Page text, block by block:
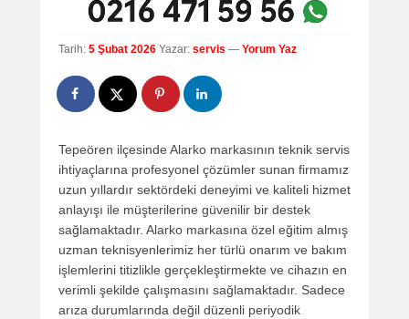
Tarih: 5 Şubat 2026 Yazar: servis — Yorum Yaz
Tepeören ilçesinde Alarko markasının teknik servis
ihtiyaçlarına profesyonel çözümler sunan firmamız
uzun yıllardır sektördeki deneyimi ve kaliteli hizmet
anlayışı ile müşterilerine güvenilir bir destek
sağlamaktadır. Alarko markasına özel eğitim almış
uzman teknisyenlerimiz her türlü onarım ve bakım
işlemlerini titizlikle gerçekleştirmekte ve cihazın en
verimli şekilde çalışmasını sağlamaktadır. Sadece
arıza durumlarında değil düzenli periyodik